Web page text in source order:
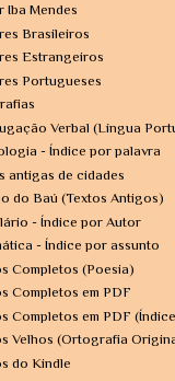
Iba Mendes
Brasileiros
Estrangeiros
Portugueses
Verbal (Língua
- Índice por palavra
antigas de cidades
do Baú (Textos Antigos)
- Índice por Autor
- Índice por assunto
Completos (Poesia)
Completos em PDF
Completos em PDF
Velhos (Ortografia
do Kindle